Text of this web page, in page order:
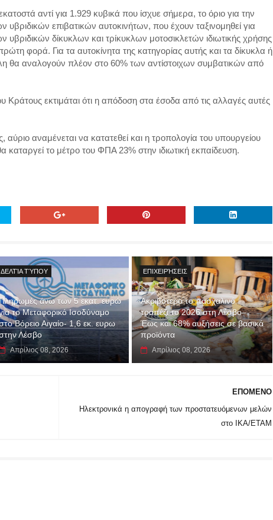
αντί για 1.929 κυβικά που ίσχυε σήμερα, το όριο για την
επιβατικών αυτοκινήτων, που έχουν ταξινομηθεί για
δίκυκλων και τρίκυκλων μοτοσικλετών ιδιωτικής χρήσης
φορά. Για τα αυτοκίνητα της κατηγορίας αυτής και τα δίκυκλα ή
θα αναλογούν πλέον στο 60% των αντίστοιχων συμβατικών από
Κράτους εκτιμάται ότι η απόδοση στα έσοδα από τις αλλαγές αυτές
αναμένεται να κατατεθεί και η τροπολογία του υπουργείου
καταργεί το μέτρο του ΦΠΑ 23% στην ιδιωτική εκπαίδευση.
ΔΕΛΤΊΑ ΤΎΠΟΥ
άνω των 5 εκατ. ευρώ
το Μεταφορικό Ισοδύναμο
Βόρειο Αιγαίο- 1,6 εκ. ευρω
Λέσβο
Απρίλιος 08, 2026
ΕΠΙΧΕΙΡΉΣΕΙΣ
Ακριβότερο το πασχαλινό
τραπέζι το 2026 στη Λέσβο–
Έως και 68% αυξήσεις σε βασικά
προϊόντα
Απρίλιος 08, 2026
ΕΠΟΜΕΝΟ
Ηλεκτρονικά η απογραφή των προστατευόμενων μελών
στο ΙΚΑ/ΕΤΑΜ